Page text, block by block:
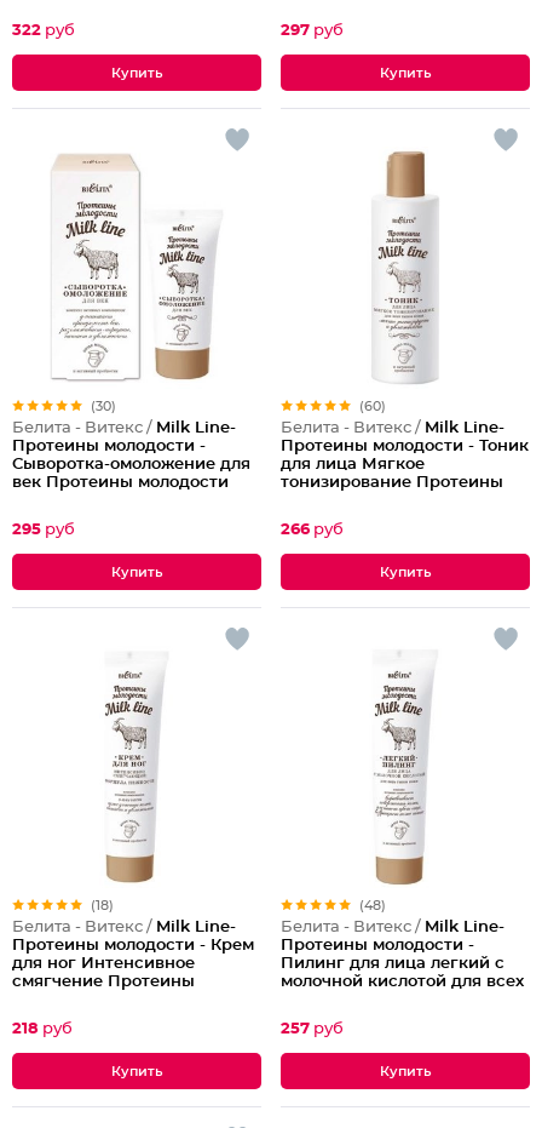
322 руб
297 руб
(30)
Белита - Витекс / Milk Line-
Протеины молодости -
Сыворотка-омоложение для
век Протеины молодости
295 руб
(60)
Белита - Витекс / Milk Line-
Протеины молодости - Тоник
для лица Мягкое
тонизирование Протеины
266 руб
(18)
Белита - Витекс / Milk Line-
Протеины молодости - Крем
для ног Интенсивное
смягчение Протеины
218 руб
(48)
Белита - Витекс / Milk Line-
Протеины молодости -
Пилинг для лица легкий с
молочной кислотой для всех
молодости Milk Line
257 руб